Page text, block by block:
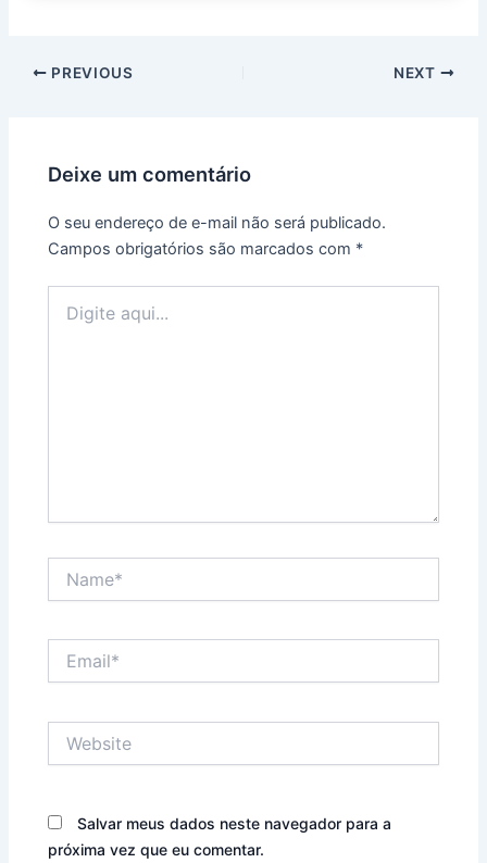
PREVIOUS NEXT
Deixe um comentário
O seu endereço de e-mail não será publicado.
Campos obrigatórios são marcados com *
aqui...
Salvar meus dados neste navegador para a
próxima vez que eu comentar.